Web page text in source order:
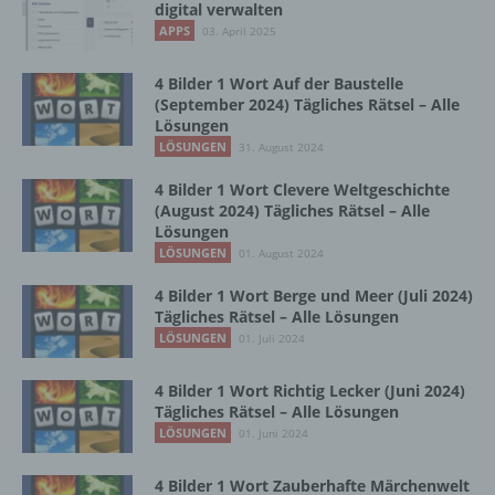
digital verwalten
APPS 03. April 2025
4 Bilder 1 Wort Auf der Baustelle
(September 2024) Tägliches Rätsel – Alle
Lösungen
LÖSUNGEN 31. August 2024
4 Bilder 1 Wort Clevere Weltgeschichte
(August 2024) Tägliches Rätsel – Alle
Lösungen
LÖSUNGEN 01. August 2024
4 Bilder 1 Wort Berge und Meer (Juli 2024)
Tägliches Rätsel – Alle Lösungen
LÖSUNGEN 01. Juli 2024
4 Bilder 1 Wort Richtig Lecker (Juni 2024)
Tägliches Rätsel – Alle Lösungen
LÖSUNGEN 01. Juni 2024
4 Bilder 1 Wort Zauberhafte Märchenwelt
lesbar und verständlich sein. Um dies zu
gewährleisten, möchten wir vorab die verwendeten
Wir verwenden in dieser Datenschutzerklärung
unter anderem die folgenden Begriffe:
a) personenbezogene Daten
Personenbezogene Daten sind alle
oder identifizierbare natürliche Person (im
Folgenden „betroffene Person") beziehen.
Als identifizierbar wird eine natürliche
Person angesehen, die direkt oder indirekt,
insbesondere mittels Zuordnung zu einer
Kennung wie einem Namen, zu einer
Kennnummer, zu Standortdaten, zu einer
Online-Kennung oder zu einem oder
mehreren besonderen Merkmalen, die